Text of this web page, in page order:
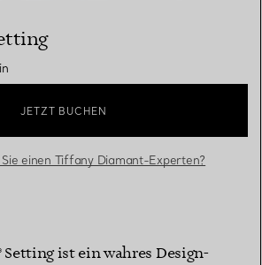
JETZT BUCHEN
einen Tiffany Diamant-Experten?
Setting ist ein wahres Design-